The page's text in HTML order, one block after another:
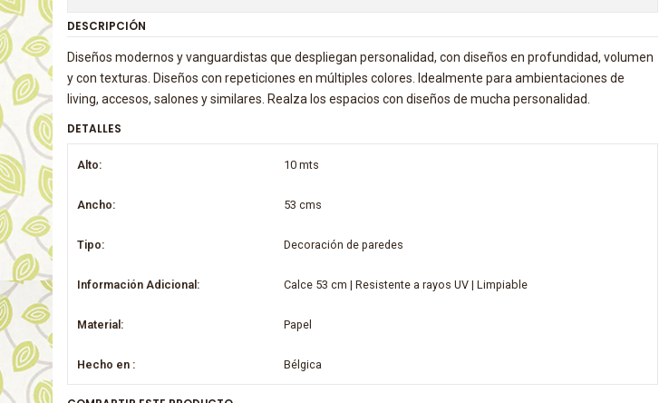
DESCRIPCIÓN
Diseños modernos y vanguardistas que despliegan personalidad, con diseños en profundidad, volumen
y con texturas. Diseños con repeticiones en múltiples colores. Idealmente para ambientaciones de
living, accesos, salones y similares. Realza los espacios con diseños de mucha personalidad.
DETALLES
Alto: 10 mts
Ancho: 53 cms
Tipo: Decoración de paredes
Información Adicional: Calce 53 cm | Resistente a rayos UV | Limpiable
Material: Papel
Hecho en : Bélgica